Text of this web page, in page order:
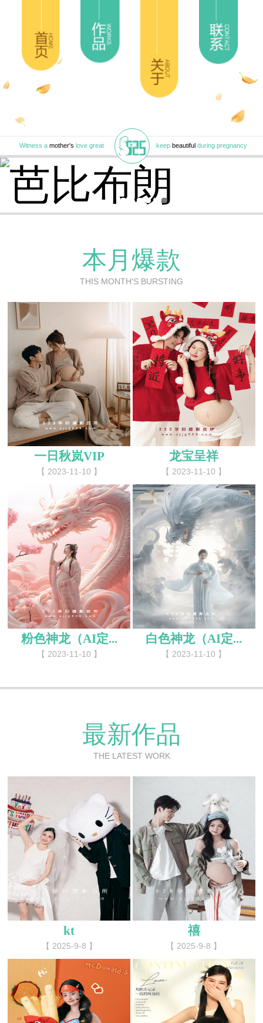
Witness a mother's love great keep beautifulduring pregnancy
本月爆款
THIS MONTH'S BURSTING
一日秋岚VIP
【 2023-11-10 】
龙宝呈祥
【 2023-11-10 】
粉色神龙（AI定...
【 2023-11-10 】
白色神龙（AI定...
【 2023-11-10 】
最新作品
THE LATEST WORK
kt
【 2025-9-8 】
禧
【 2025-9-8 】